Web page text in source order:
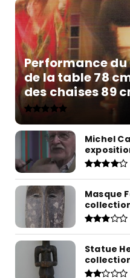
Performance
de la table 78
des chaises 89
Michel
Masque
Statue